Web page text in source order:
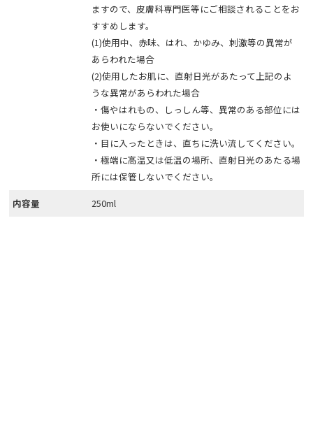
ますので、皮膚科専門医等にご相談されることをお
すすめします。
(1)使用中、赤味、はれ、かゆみ、刺激等の異常が
あらわれた場合
(2)使用したお肌に、直射日光があたって上記のよ
うな異常があらわれた場合
・傷やはれもの、しっしん等、異常のある部位には
お使いにならないでください。
・目に入ったときは、直ちに洗い流してください。
・極端に高温又は低温の場所、直射日光のあたる場
所には保管しないでください。
内容量
250ml